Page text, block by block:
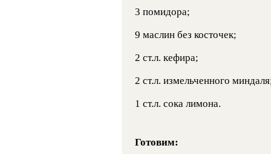
3 помидора;
9 маслин без косточек;
2 ст.л. кефира;
2 ст.л. измельченного
1 ст.л. сока лимона.
Готовим: